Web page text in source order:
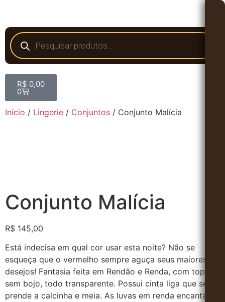
R$ 0,00
0
Início / Lingerie / Conjuntos / Conjunto Malícia
Conjunto Malícia
R$ 145,00
Está indecisa em qual cor usar esta noite? Não se
esqueça que o vermelho sempre aguça seus maiores
desejos! Fantasia feita em Rendão e Renda, com top
sem bojo, todo transparente. Possui cinta liga que se
prende a calcinha e meia. As luvas em renda encantam